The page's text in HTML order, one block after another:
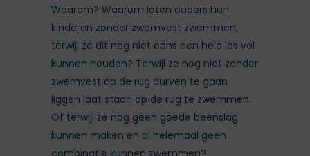
Waarom? Waarom laten ouders hun
kinderen zonder zwemvest zwemmen,
terwijl ze dit nog niet eens een hele les vol
kunnen houden? Terwijl ze nog niet zonder
zwemvest op de rug durven te gaan
liggen laat staan op de rug te zwemmen.
Of terwijl ze nog geen goede beenslag
kunnen maken en al helemaal geen
combinatie kunnen zwemmen?